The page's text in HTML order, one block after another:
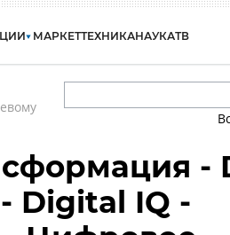
МАРКЕТТЕХНИКАНАУКАТВ
-
Digital IQ -